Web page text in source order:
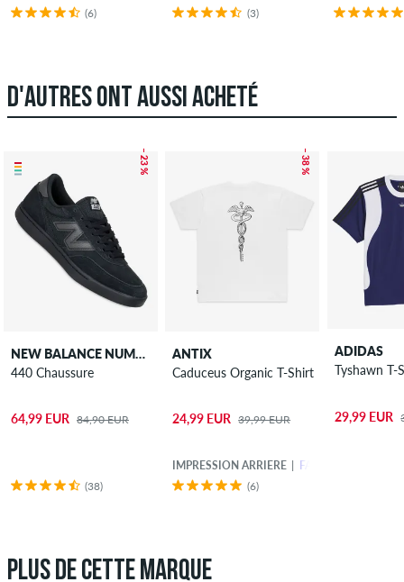
(6) (3)
D'AUTRES ONT AUSSI ACHETÉ
– 23 %
NEW BALANCE NUMERIC
440 Chaussure
64,99 EUR 84,90 EUR
(38)
– 38 %
ANTIX
Caduceus Organic T-Shirt
24,99 EUR 39,99 EUR
IMPRESSION ARRIÈRE
FABRIQUÉ EN
(6)
ADIDAS
Tyshawn T-
29,99 EUR
PLUS DE CETTE MARQUE